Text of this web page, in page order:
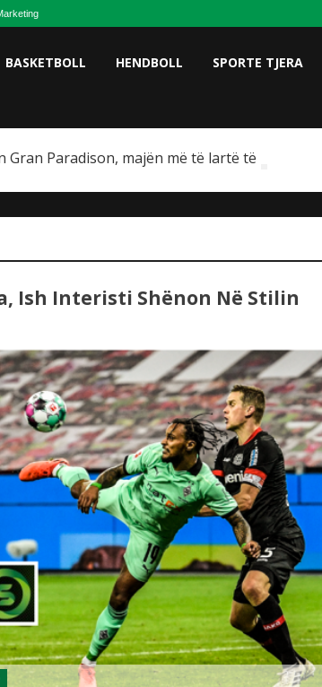
BASKETBOLL HENDBOLL SPORTE TJERA
Gran Paradison, majën më të lartë të Italisë
Ish Interisti Shënon Në Stilin